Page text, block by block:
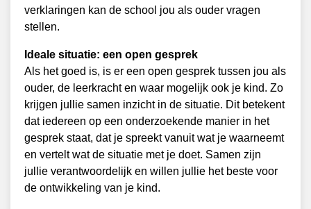
verklaringen kan de school jou als ouder vragen
stellen.
Ideale situatie: een open gesprek
Als het goed is, is er een open gesprek tussen jou als
ouder, de leerkracht en waar mogelijk ook je kind. Zo
krijgen jullie samen inzicht in de situatie. Dit betekent
dat iedereen op een onderzoekende manier in het
gesprek staat, dat je spreekt vanuit wat je waarneemt
en vertelt wat de situatie met je doet. Samen zijn
jullie verantwoordelijk en willen jullie het beste voor
de ontwikkeling van je kind.